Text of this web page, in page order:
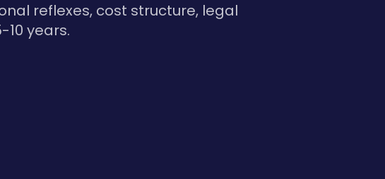
reflexes, cost structure, legal
years.